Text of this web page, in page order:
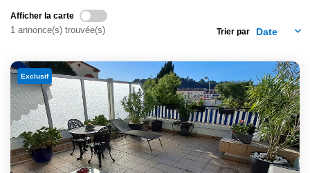
Afficher la carte
1 annonce(s) trouvée(s) Trier par
Exclusif